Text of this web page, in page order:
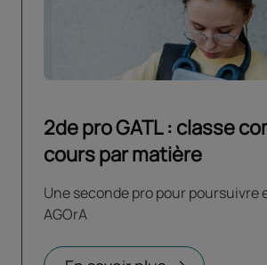
2de pro GATL : classe
cours par matière
Une seconde pro pour poursuivre
AGOrA